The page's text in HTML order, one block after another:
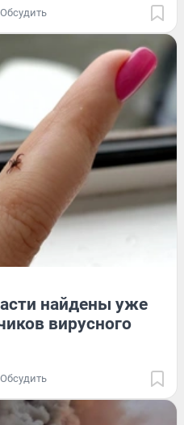
Обсудить
найдены уже
вирусного
Обсудить